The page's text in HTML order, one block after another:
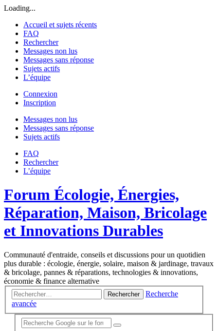
Loading...
Accueil et sujets récents
FAQ
Rechercher
Messages non lus
Messages sans réponse
Sujets actifs
L’équipe
Connexion
Inscription
Messages non lus
Messages sans réponse
Sujets actifs
FAQ
Rechercher
L’équipe
Forum Écologie, Énergies,
Réparation, Maison, Bricolage
et Innovations Durables
Communauté d'entraide, conseils et discussions pour un quotidien
plus durable : écologie, énergie, solaire, maison & jardinage, travaux
& bricolage, pannes & réparations, technologies & innovations,
économie & finance alternative
Rechercher
Recherche
avancée